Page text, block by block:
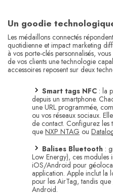
Un goodie
Les médaillons connectés
quotidienne et impact marketing
à vos porte-clés personnalisés,
de vos clients une technologie
accessoires reposent sur deux
Smart tags NFC : la
depuis un smartphone.
une URL programmée,
ou vos réseaux sociaux.
de contact. Configurez les
que NXP NTAG ou
Balises Bluetooth :
Low Energy), ces modules
iOS/Android pour
application. Apple inclut la
pour les AirTag, tandis que
Android.